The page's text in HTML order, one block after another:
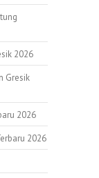
2026
Gresik
2026
2026